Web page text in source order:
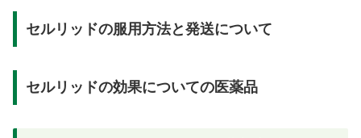
セルリッドの服用方法と発送について
セルリッドの効果についての医薬品